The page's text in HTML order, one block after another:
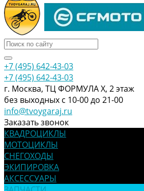
+7 (495) 642-43-03
+7 (495) 642-43-03
г. Москва, ТЦ ФОРМУЛА Х, 2 этаж
без выходных с 10-00 до 21-00
info@tvoygaraj.ru
Заказать звонок
КВАДРОЦИКЛЫ
МОТОЦИКЛЫ
СНЕГОХОДЫ
ЭКИПИРОВКА
АКСЕССУАРЫ